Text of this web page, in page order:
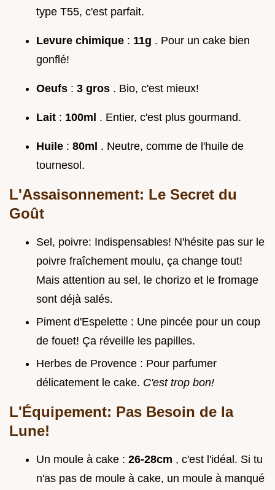
type T55, c'est parfait.
Levure chimique : 11g . Pour un cake bien
gonflé!
Oeufs : 3 gros . Bio, c'est mieux!
Lait : 100ml . Entier, c'est plus gourmand.
Huile : 80ml . Neutre, comme de l'huile de
tournesol.
L'Assaisonnement: Le Secret du
Goût
Sel, poivre: Indispensables! N'hésite pas sur le
poivre fraîchement moulu, ça change tout!
Mais attention au sel, le chorizo et le fromage
sont déjà salés.
Piment d'Espelette : Une pincée pour un coup
de fouet! Ça réveille les papilles.
Herbes de Provence : Pour parfumer
délicatement le cake. C'est trop bon!
L'Équipement: Pas Besoin de la
Lune!
Un moule à cake : 26-28cm , c'est l'idéal. Si tu
n'as pas de moule à cake, un moule à manqué